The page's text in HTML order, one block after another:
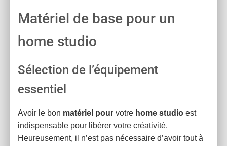
Matériel de base pour un
home studio
Sélection de l’équipement
essentiel
Avoir le bon matériel pour votre home studio est
indispensable pour libérer votre créativité.
Heureusement, il n’est pas nécessaire d’avoir tout à